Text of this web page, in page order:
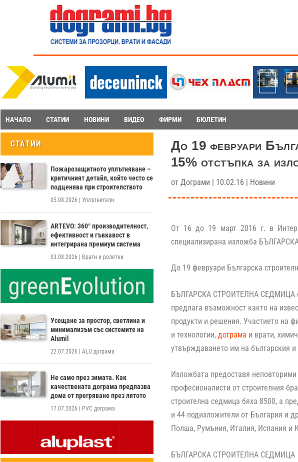
НАЧАЛО СТАТИИ НОВИНИ ВИДЕО ФИРМИ БЮЛЕТИН
СТАТИИ
Пожарозащитното уплътняване –
критичният детайл, който често се
подценява при строителството
05.08.2026 Уплътнители
ARTEVO: 360° производителност,
ефективност и гъвкавост в
интегрирана премиум система
03.08.2026 Врати и ролетки
Усещане за простор, светлина и
минимализъм със системите на
Alumil
22.07.2026 | ALU дограма
Не само през зимата. Как
качествената дограма предпазва
дома от прегряване през лятото
17.07.2026 | PVC дограма
До 19 февруари
15% отстъпка за
от Дограми | 10.02.16 | Новини
Oт 16 до 19 март 2016 г. в
специализирана изложба
До 19 февруари Българска
БЪЛГАРСКА СТРОИТЕЛНА СЕДМИЦА се
предлага възможност както на
продукти и решения. Участието на
и технологии, дограма и врати,
утвърждаването им на българския и
Изложбата предоставя
професионалисти от строителния
строителна седмица бяха 8500, а
и 44 подизложители от България и
Полша, Румъния, Италия, Испания и
БЪЛГАРСКА СТРОИТЕЛНА СЕДМИЦА е